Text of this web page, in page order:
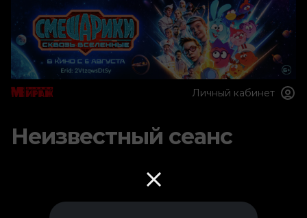
Личный кабинет
Неизвестный сеанс